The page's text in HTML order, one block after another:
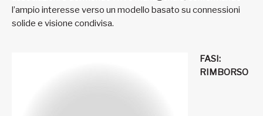
l’ampio interesse verso un modello basato su connessioni
solide e visione condivisa.
FASI:
RIMBORSO